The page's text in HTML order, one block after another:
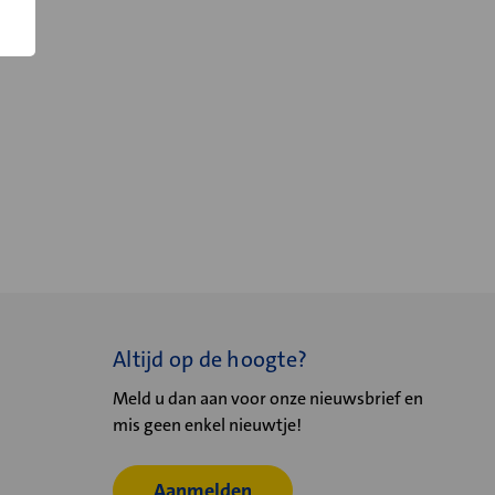
Altijd op de hoogte?
Meld u dan aan voor onze nieuwsbrief en
mis geen enkel nieuwtje!